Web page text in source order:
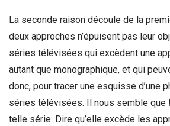
La seconde raison découle de la
deux approches n’épuisent pas leur
séries télévisées qui excèdent une
autant que monographique, et qui
donc, pour tracer une esquisse d’une
séries télévisées. Il nous semble que
telle série. Dire qu’elle excède les